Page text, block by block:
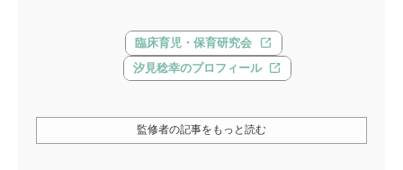
臨床育児・保育研究会
汐見稔幸のプロフィール
監修者の記事をもっと読む